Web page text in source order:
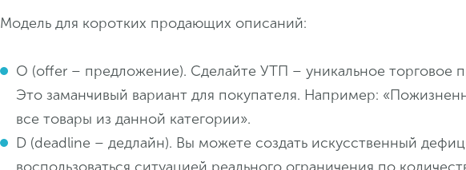
Модель для коротких продающих описаний:
O (offer – предложение). Сделайте УТП – уникальное торговое
Это заманчивый вариант для покупателя. Например:
все товары из данной категории».
D (deadline – дедлайн). Вы можете создать искусственный